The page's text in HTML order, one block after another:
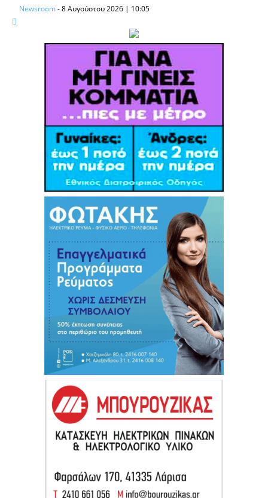
Newsroom-8 Αυγούστου 2026 | 10:05